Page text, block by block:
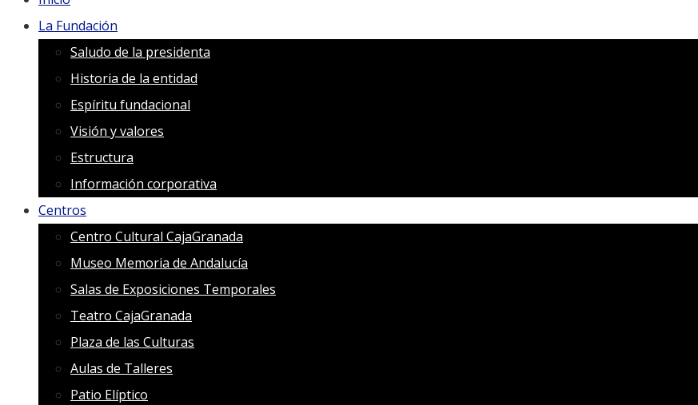
La Fundación
Saludo de la presidenta
Historia de la entidad
Espíritu fundacional
Visión y valores
Estructura
Información corporativa
Centros
Centro Cultural CajaGranada
Museo Memoria de Andalucía
Salas de Exposiciones Temporales
Teatro CajaGranada
Plaza de las Culturas
Aulas de Talleres
Patio Elíptico